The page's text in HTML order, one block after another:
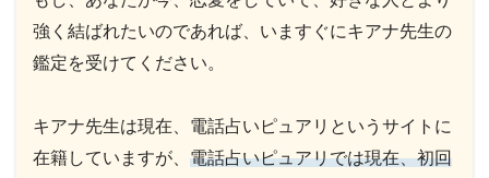
強く結ばれたいのであれば、いますぐにキアナ先生の
鑑定を受けてください。
キアナ先生は現在、電話占いピュアリというサイトに
在籍していますが、 電話占いピュアリでは現在、初回